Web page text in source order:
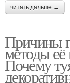
читать дальше →
Причины
методы её
Почему